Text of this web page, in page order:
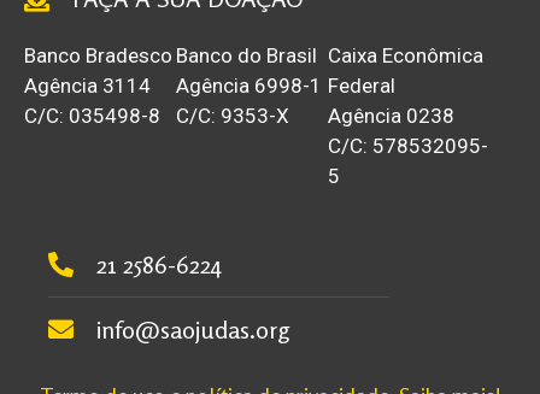
Banco Bradesco
Agência 3114
C/C: 035498-8
Banco do Brasil
Agência 6998-1
C/C: 9353-X
Caixa Econômica
Federal
Agência 0238
C/C: 578532095-
5
21 2586-6224
info@saojudas.org